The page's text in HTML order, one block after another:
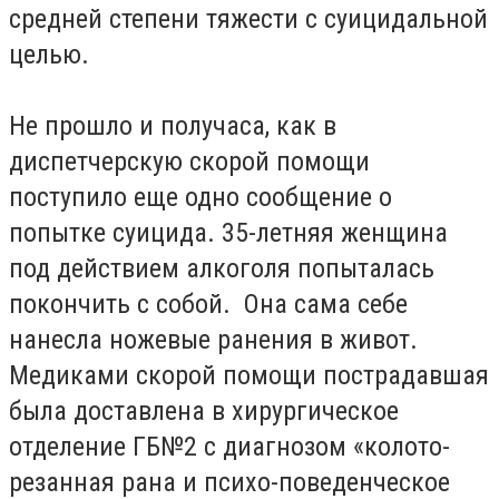
средней степени тяжести с суицидальной
целью.
Не прошло и получаса, как в
диспетчерскую скорой помощи
поступило еще одно сообщение о
попытке суицида. 35-летняя женщина
под действием алкоголя попыталась
покончить с собой. Она сама себе
нанесла ножевые ранения в живот.
Медиками скорой помощи пострадавшая
была доставлена в хирургическое
отделение ГБ№2 с диагнозом «колото-
резанная рана и психо-поведенческое